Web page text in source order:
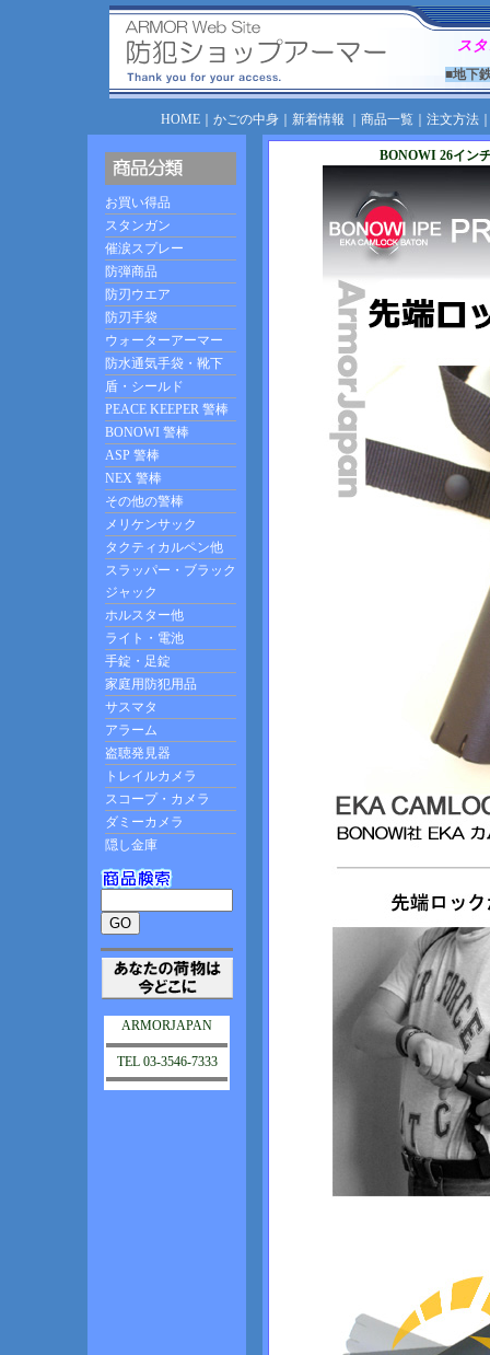
ス
■地下
HOME｜ かごの中身｜ 新着情報 商品一覧｜ 注文方法
ARMORJAPAN
TEL 03-3546-7333
BONOWI 26イン